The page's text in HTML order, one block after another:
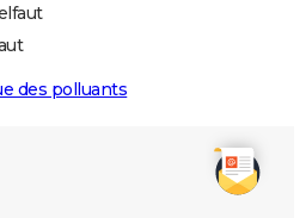
des polluants